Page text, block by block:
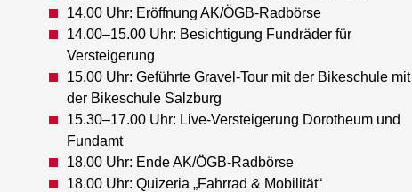
14.00 Uhr: Eröffnung AK/ÖGB-Radbörse
14.00–15.00 Uhr: Besichtigung Fundräder für
Versteigerung
15.00 Uhr: Geführte Gravel-Tour mit der Bikeschule mit
der Bikeschule Salzburg
15.30–17.00 Uhr: Live-Versteigerung Dorotheum und
Fundamt
18.00 Uhr: Ende AK/ÖGB-Radbörse
18.00 Uhr: Quizeria „Fahrrad & Mobilität“